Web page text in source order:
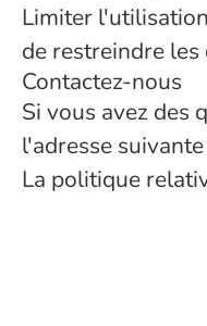
Limiter
de restreindre
Contactez-nous
Si vous avez des
l'adresse suivante
La politique